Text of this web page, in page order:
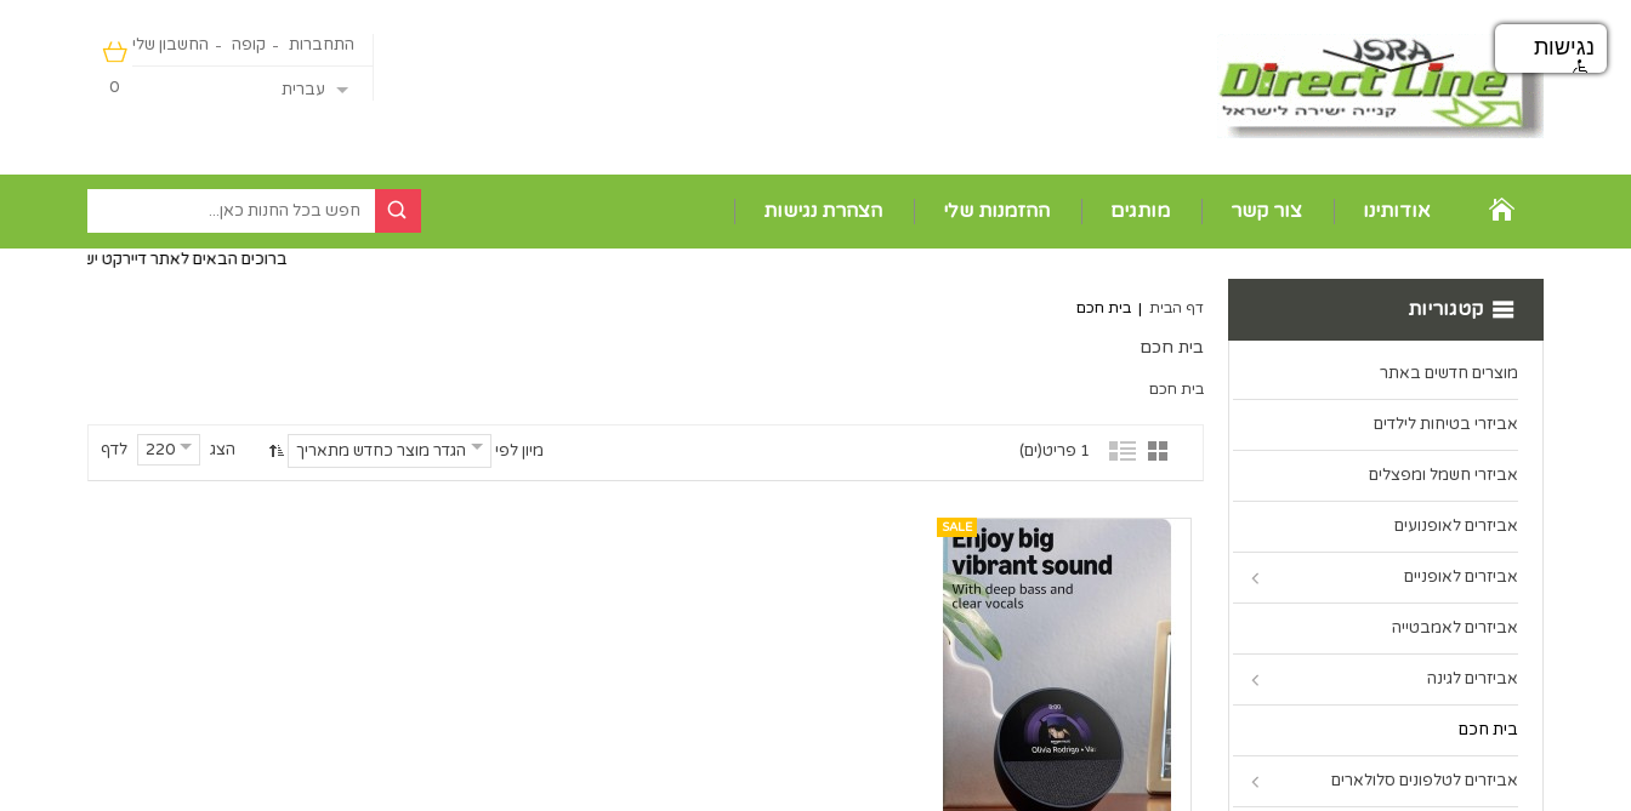
0
החשבון שלי קופה התחברות
עברית
אודותינו צור קשר מותגים ההזמנות שלי הצהרת נגישות
ברוכים הבאים לאתר דיירקט ישראליין - מכירה
דף הבית | בית חכם
בית חכם
בית חכם
1 פריט(ים) הצג 220 לדף מיון לפי הגדר מוצר כחדש מתאריך
SALE
קטגוריות
מוצרים חדשים באתר
אביזרי בטיחות לילדים
אביזרי חשמל ומפצלים
אביזרים לאופנועים
אביזרים לאופניים
אביזרים לאמבטייה
אביזרים לגינה
בית חכם
אביזרים לטלפונים סלולארים
נגישות